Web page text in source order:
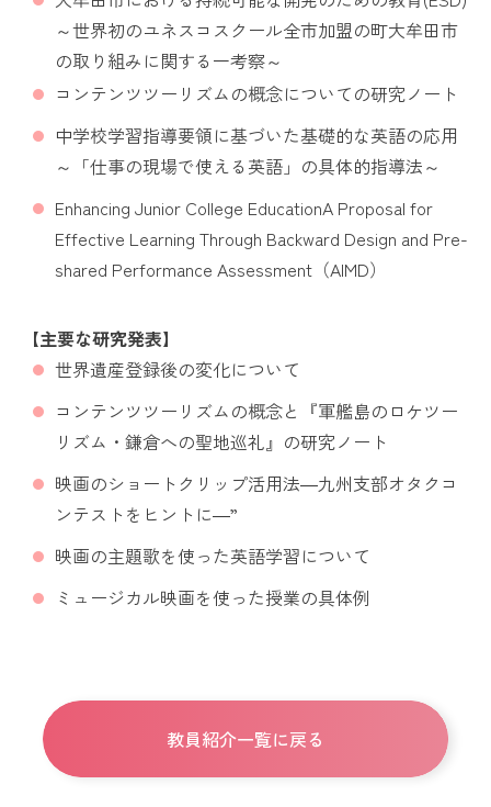
～世界初のユネスコスクール全市加盟の町大牟田市
の取り組みに関する一考察～
コンテンツツーリズムの概念についての研究ノート
中学校学習指導要領に基づいた基礎的な英語の応用
～「仕事の現場で使える英語」の具体的指導法～
Enhancing Junior College EducationA Proposal for
Effective Learning Through Backward Design and Pre-
shared Performance Assessment（AIMD）
【主要な研究発表】
世界遺産登録後の変化について
コンテンツツーリズムの概念と『軍艦島のロケツー
リズム・鎌倉への聖地巡礼』の研究ノート
映画のショートクリップ活用法―九州支部オタクコ
ンテストをヒントに―”
映画の主題歌を使った英語学習について
ミュージカル映画を使った授業の具体例
教員紹介一覧に戻る